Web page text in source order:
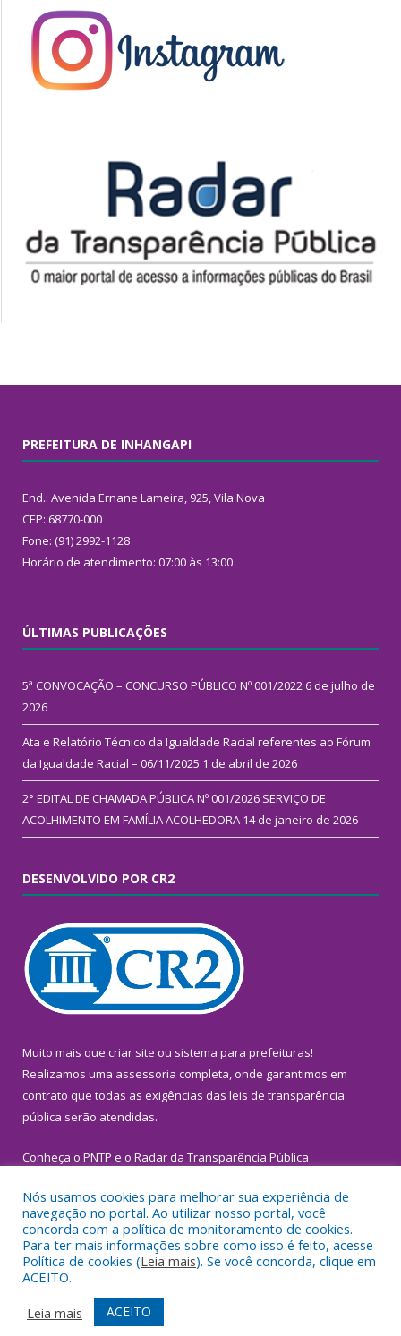
PREFEITURA DE INHANGAPI
End.: Avenida Ernane Lameira, 925, Vila Nova
CEP: 68770-000
Fone: (91) 2992-1128
Horário de atendimento: 07:00 às 13:00
ÚLTIMAS PUBLICAÇÕES
5ª CONVOCAÇÃO – CONCURSO PÚBLICO Nº 001/2022 6 de julho de
2026
Ata e Relatório Técnico da Igualdade Racial referentes ao Fórum
da Igualdade Racial – 06/11/2025 1 de abril de 2026
2° EDITAL DE CHAMADA PÚBLICA Nº 001/2026 SERVIÇO DE
ACOLHIMENTO EM FAMÍLIA ACOLHEDORA 14 de janeiro de 2026
DESENVOLVIDO POR CR2
Muito mais que criar site ou sistema para prefeituras!
Realizamos uma assessoria completa, onde garantimos em
contrato que todas as exigências das leis de transparência
pública serão atendidas.
Conheça o PNTP e o Radar da Transparência Pública
Todos os direitos reservados a Prefeitura Municipal de
Inhangapi.
Mapa do Site
Acessar Área Administrativa
Acessar Webmail
Nós usamos cookies para melhorar sua experiência de
navegação no portal. Ao utilizar nosso portal, você
concorda com a política de monitoramento de cookies.
Para ter mais informações sobre como isso é feito, acesse
Política de cookies (Leia mais). Se você concorda, clique em
ACEITO.
Leia mais
ACEITO